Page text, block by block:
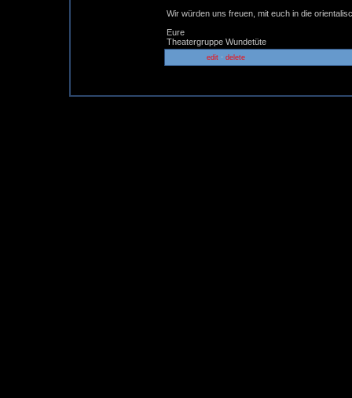
Wir würden uns freuen, mit euch in die
Eure
Theatergruppe Wundetüte
edit- delete